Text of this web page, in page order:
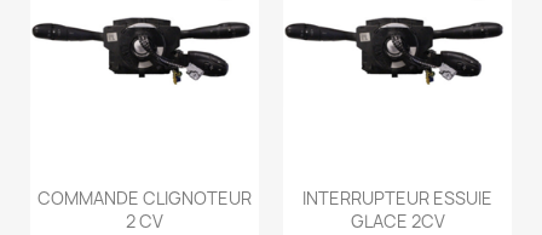
COMMANDE CLIGNOTEUR
2 CV
INTERRUPTEUR ESSUIE
GLACE 2CV